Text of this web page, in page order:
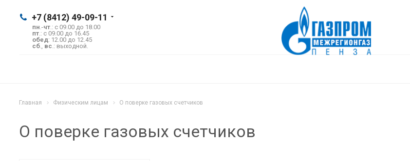
+7 (8412) 49-09-11
пн.-чт.: с 09.00 до 18.00
пт.: с 09.00 до 16.45
обед: 12.00 до 12.45
сб., вс.: выходной.
Главная Физическим лицам О поверке газовых счетчиков
О поверке газовых счетчиков